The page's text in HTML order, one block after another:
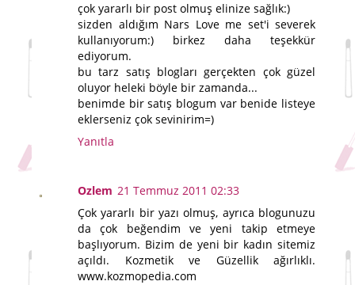
çok yararlı bir post olmuş elinize sağlık:)
sizden aldığım Nars Love me set'i severek
kullanıyorum:) birkez daha teşekkür
ediyorum.
bu tarz satış blogları gerçekten çok güzel
oluyor heleki böyle bir zamanda...
benimde bir satış blogum var benide listeye
eklerseniz çok sevinirim=)
Yanıtla
Ozlem 21 Temmuz 2011 02:33
Çok yararlı bir yazı olmuş, ayrıca blogunuzu
da çok beğendim ve yeni takip etmeye
başlıyorum. Bizim de yeni bir kadın sitemiz
açıldı. Kozmetik ve Güzellik ağırlıklı.
www.kozmopedia.com